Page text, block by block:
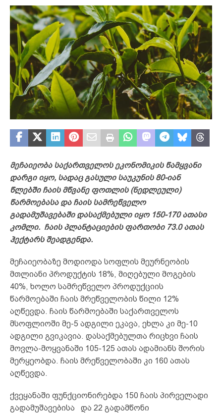
მეჩაიეობა საქართველოს ეკონომიკის წამყვანი
დარგი იყო, სადაც გასული საუკუნის 80-იან
წლებში ჩაის მწვანე ფოთლის (ნედლეული)
წარმოებასა და ჩაის სამრეწველო
გადამუშავებაში დასაქმებული იყო 150-170 ათასი
კომლი. ჩაის პლანტაციების ფართობი 73.0 ათას
ჰექტარს შეადგენდა.
მეჩაიეობაზე მოდიოდა სოფლის მეურნეობის
მთლიანი პროდუქტის 18%, მიღებული მოგების
40%, ხოლო სამრეწველო პროდუქციის
წარმოებაში ჩაის მრეწველობის წილი 12%
აღწევდა. ჩაის წარმოებაში საქართველოს
მსოფლიოში მე-5 ადგილი ეკავა, ეხლა კი მე-10
ადგილი გვიკავია. დასაქმებულთა რიცხვი ჩაის
მოვლა-მოყვანაში 105-125 ათას ადამიანს შორის
მერყეობდა. ჩაის მრეწველობაში კი 160 ათას
აღწევდა.
ქვეყანაში ფუნქციონირებდა 150 ჩაის პირველადი
გადამუშავებისა და 22 გადამწონი